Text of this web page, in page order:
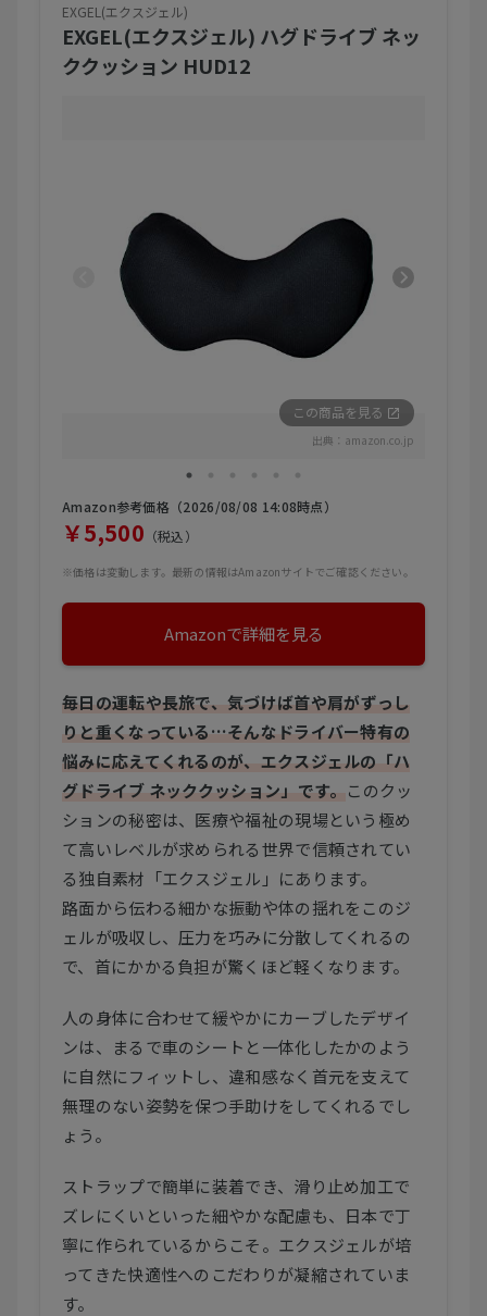
EXGEL(エクスジェル)
EXGEL(エクスジェル) ハグドライブ ネッ
ククッション HUD12
この商品を見る
出典： amazon.co.jp
Amazon参考価格（2026/08/08 14:08時点）
￥5,500 （税込）
※価格は変動します。最新の情報はAmazonサイトでご確認ください。
Amazonで詳細を見る
毎日の運転や長旅で、気づけば首や肩がずっし
りと重くなっている…そんなドライバー特有の
悩みに応えてくれるのが、エクスジェルの「ハ
グドライブ ネッククッション」です。 このクッ
ションの秘密は、医療や福祉の現場という極め
て高いレベルが求められる世界で信頼されてい
る独自素材「エクスジェル」にあります。
路面から伝わる細かな振動や体の揺れをこのジ
ェルが吸収し、圧力を巧みに分散してくれるの
で、首にかかる負担が驚くほど軽くなります。
人の身体に合わせて緩やかにカーブしたデザイ
ンは、まるで車のシートと一体化したかのよう
に自然にフィットし、違和感なく首元を支えて
無理のない姿勢を保つ手助けをしてくれるでし
ょう。
ストラップで簡単に装着でき、滑り止め加工で
ズレにくいといった細やかな配慮も、日本で丁
寧に作られているからこそ。エクスジェルが培
ってきた快適性へのこだわりが凝縮されていま
す。